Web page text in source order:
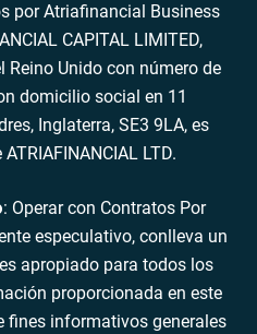
por Atriafinancial Business
CAPITAL LIMITED,
Unido con número de
domicilio social en 11
Inglaterra, SE3 9LA, es
LTD.
: Operar con Contratos Por
especulativo, conlleva un
apropiado para todos los
proporcionada en este
fines informativos generales